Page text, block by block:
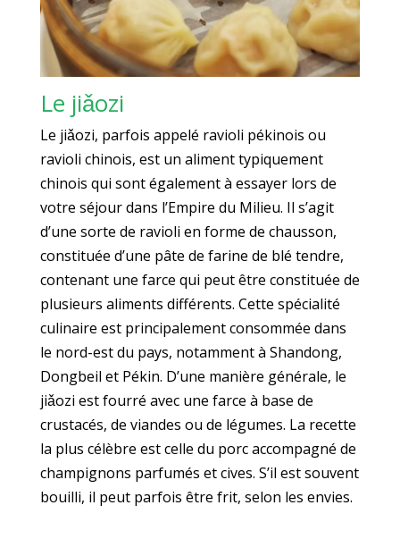
Le jiǎozi
Le jiǎozi, parfois appelé ravioli pékinois ou
ravioli chinois, est un aliment typiquement
chinois qui sont également à essayer lors de
votre séjour dans l’Empire du Milieu. Il s’agit
d’une sorte de ravioli en forme de chausson,
constituée d’une pâte de farine de blé tendre,
contenant une farce qui peut être constituée de
plusieurs aliments différents. Cette spécialité
culinaire est principalement consommée dans
le nord-est du pays, notamment à Shandong,
Dongbeil et Pékin. D’une manière générale, le
jiǎozi est fourré avec une farce à base de
crustacés, de viandes ou de légumes. La recette
la plus célèbre est celle du porc accompagné de
champignons parfumés et cives. S’il est souvent
bouilli, il peut parfois être frit, selon les envies.